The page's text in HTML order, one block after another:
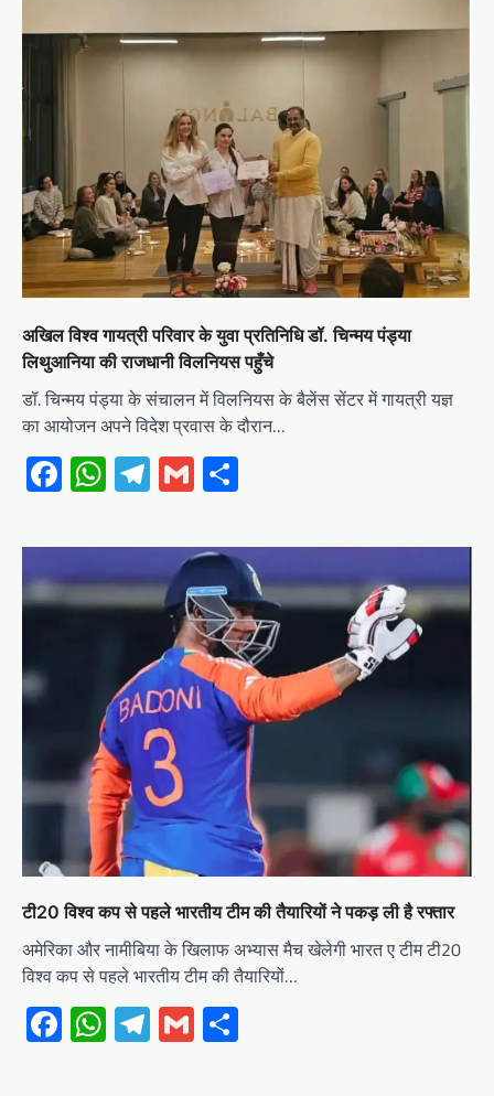
अखिल विश्व गायत्री परिवार के युवा प्रतिनिधि डॉ. चिन्मय पंड्या
लिथुआनिया की राजधानी विलनियस पहुँचे
डॉ. चिन्मय पंड्या के संचालन में विलनियस के बैलेंस सेंटर में गायत्री यज्ञ
का आयोजन अपने विदेश प्रवास के दौरान…
Facebook
WhatsApp
Telegram
Gmail
टी20 विश्व कप से पहले भारतीय टीम की तैयारियों ने पकड़ ली है रफ्तार
अमेरिका और नामीबिया के खिलाफ अभ्यास मैच खेलेगी भारत ए टीम टी20
विश्व कप से पहले भारतीय टीम की तैयारियों…
Facebook
WhatsApp
Telegram
Gmail